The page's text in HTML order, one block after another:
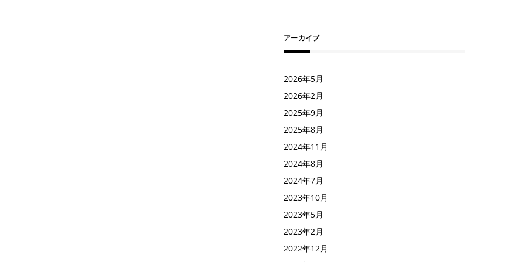
アーカイブ
2026年5月
2026年2月
2025年9月
2025年8月
2024年11月
2024年8月
2024年7月
2023年10月
2023年5月
2023年2月
2022年12月